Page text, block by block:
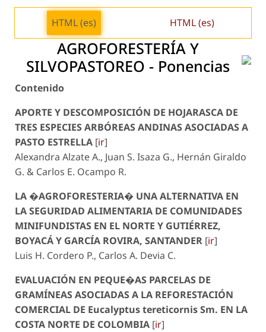
HTML (es) HTML (es)
AGROFORESTERÍA Y
SILVOPASTOREO - Ponencias
Contenido
APORTE Y DESCOMPOSICIÓN DE HOJARASCA DE
TRES ESPECIES ARBÓREAS ANDINAS ASOCIADAS A
PASTO ESTRELLA [ir]
Alexandra Alzate A., Juan S. Isaza G., Hernán Giraldo
G. & Carlos E. Ocampo R.
LA �AGROFORESTERIA� UNA ALTERNATIVA EN
LA SEGURIDAD ALIMENTARIA DE COMUNIDADES
MINIFUNDISTAS EN EL NORTE Y GUTIÉRREZ,
BOYACÁ Y GARCÍA ROVIRA, SANTANDER [ir]
Luis H. Cordero P., Carlos A. Devia C.
EVALUACIÓN EN PEQUE�AS PARCELAS DE
GRAMÍNEAS ASOCIADAS A LA REFORESTACIÓN
COMERCIAL DE Eucalyptus tereticornisSm. EN LA
COSTA NORTE DE COLOMBIA [ir]